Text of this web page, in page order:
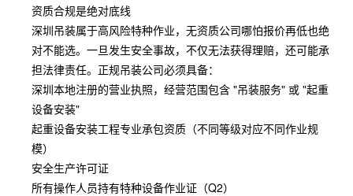
资质合规是绝对底线
深圳吊装属于高风险特种作业，无资质公司哪怕报价再低也绝
对不能选。一旦发生安全事故，不仅无法获得理赔，还可能承
担法律责任。正规吊装公司必须具备：
深圳本地注册的营业执照，经营范围包含 "吊装服务" 或 "起重
设备安装"
起重设备安装工程专业承包资质（不同等级对应不同作业规
模）
安全生产许可证
所有操作人员持有特种设备作业证（Q2）